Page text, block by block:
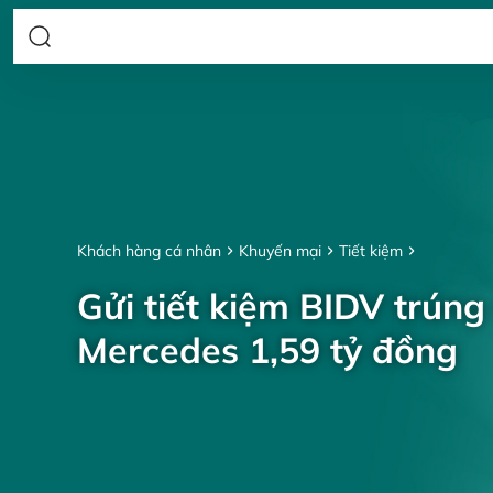
Khách hàng cá nhân Khuyến mại Tiết kiệm
Gửi tiết kiệm BIDV
Mercedes 1,59 tỷ đồng